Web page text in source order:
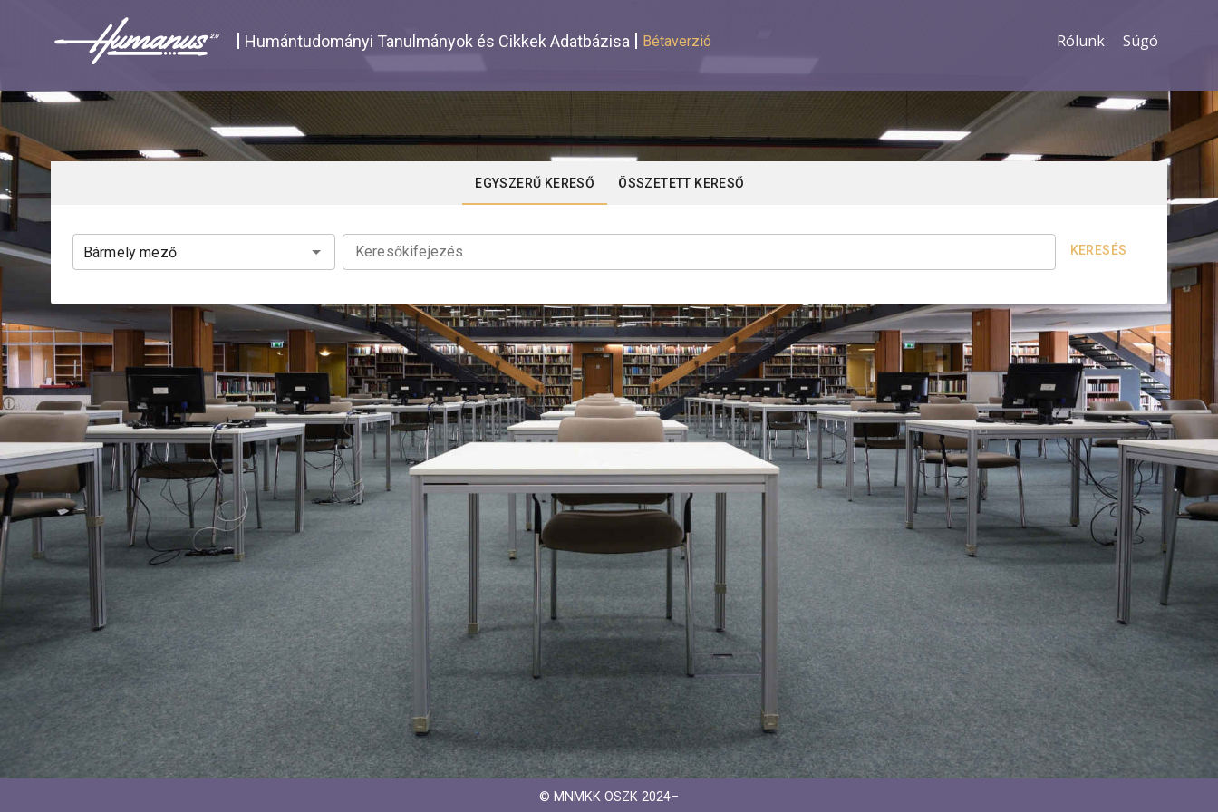
Humántudományi Tanulmányok és Cikkek Adatbázisa Bétaverzió Rólunk Súgó
EGYSZERŰ KERESŐ ÖSSZETETT KERESŐ
Keresőkifejezés KERESÉS
© MNMKK OSZK 2024–